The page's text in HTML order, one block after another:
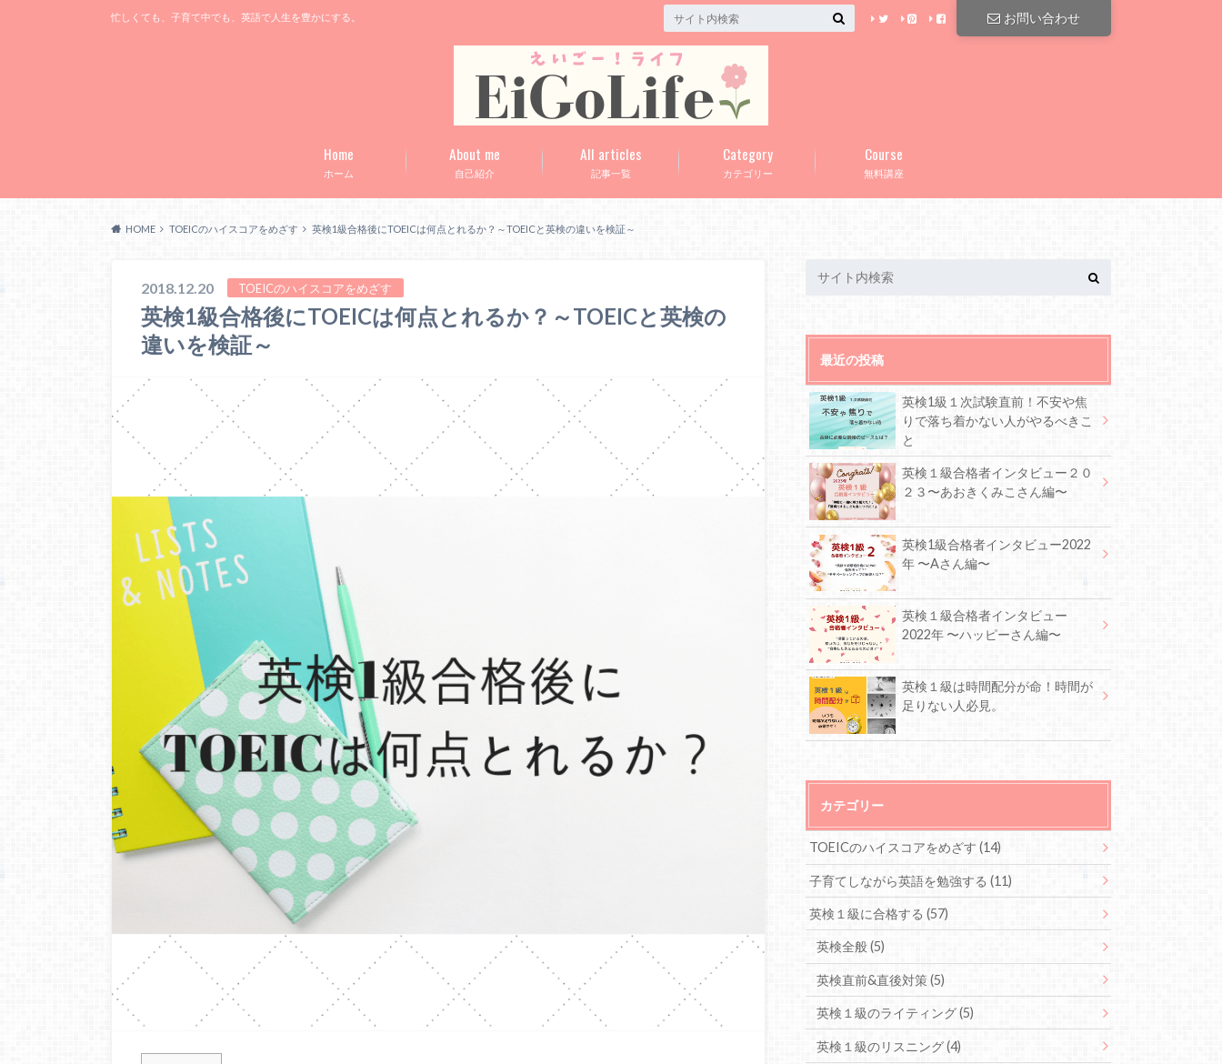
忙しくても、子育て中でも、英語で人生を豊かにする。 お問い合わせ
ホーム
Home
自己紹介
About me
記事一覧
All articles
カテゴリー
Category
無料講座
Course
HOME TOEICのハイスコアをめざす 英検1級合格後にTOEICは何点とれるか？～TOEICと英検の違いを検証～
2018.12.20 TOEICのハイスコアをめざす
英検1級合格後にTOEICは何点とれるか？～TOEICと英検の
違いを検証～
最近の投稿
英検1級１次試験直前！不安や焦
りで落ち着かない人がやるべきこ
と
英検１級合格者インタビュー２０
２３〜あおきくみこさん編〜
英検1級合格者インタビュー2022
年 〜Aさん編〜
英検１級合格者インタビュー
2022年 〜ハッピーさん編〜
英検１級は時間配分が命！時間が
足りない人必見。
カテゴリー
TOEICのハイスコアをめざす(14)
子育てしながら英語を勉強する(11)
英検１級に合格する(57)
英検全般(5)
英検直前&直後対策(5)
英検１級のライティング(5)
英検１級のリスニング(4)